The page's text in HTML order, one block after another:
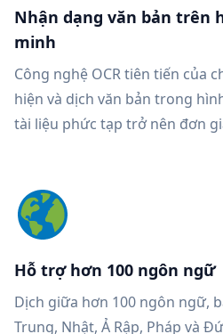
Nhận dạng văn bản trên
minh
Công nghệ OCR tiên tiến của
hiện và dịch văn bản trong
tài liệu phức tạp trở nên đơn
Hỗ trợ hơn 100 ngôn ngữ
Dịch giữa hơn 100 ngôn ngữ,
Trung, Nhật, Ả Rập, Pháp và